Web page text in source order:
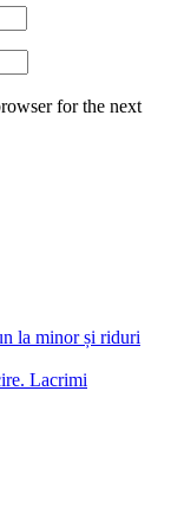
for the next
la minor și riduri
Lacrimi